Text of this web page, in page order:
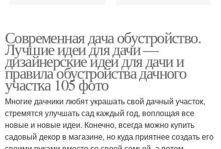
Современная дача обустройство.
Лучшие идеи для дачи —
дизайнерские идеи для дачи и
правила обустройства дачного
участка 105 фото
Многие дачники любят украшать свой дачный участок,
стремятся улучшать сад каждый год, воплощая все
новые и новые идеи. Конечно, всегда можно купить
садовый декор в магазине, но куда приятнее создать его